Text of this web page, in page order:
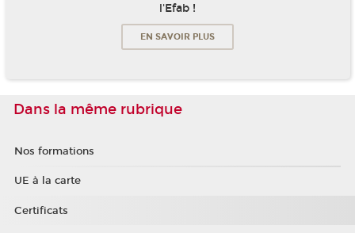
l'Efab !
EN SAVOIR PLUS
Dans la même rubrique
Nos formations
UE à la carte
Certificats